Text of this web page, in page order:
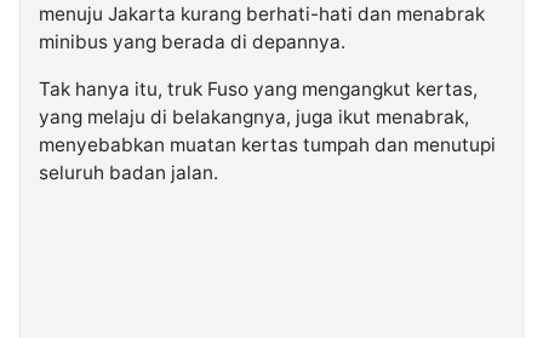
menuju Jakarta kurang berhati-hati dan menabrak
minibus yang berada di depannya.
Tak hanya itu, truk Fuso yang mengangkut kertas,
yang melaju di belakangnya, juga ikut menabrak,
menyebabkan muatan kertas tumpah dan menutupi
seluruh badan jalan.